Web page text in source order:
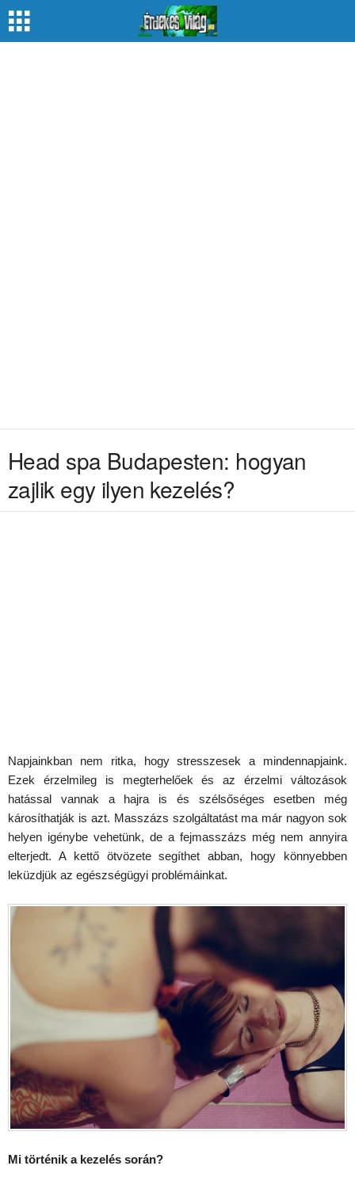
Head spa Budapesten: hogyan
zajlik egy ilyen kezelés?
Napjainkban nem ritka, hogy stresszesek a mindennapjaink.
Ezek érzelmileg is megterhelőek és az érzelmi változások
hatással vannak a hajra is és szélsőséges esetben még
károsíthatják is azt. Masszázs szolgáltatást ma már nagyon sok
helyen igénybe vehetünk, de a fejmasszázs még nem annyira
elterjedt. A kettő ötvözete segíthet abban, hogy könnyebben
leküzdjük az egészségügyi problémáinkat.
Mi történik a kezelés során?